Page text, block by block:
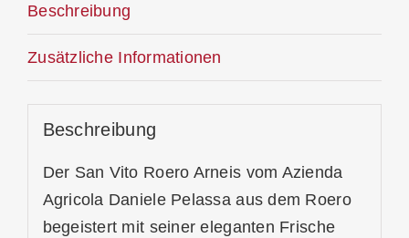
Beschreibung
Zusätzliche Informationen
Beschreibung
Der San Vito Roero Arneis vom Azienda
Agricola Daniele Pelassa aus dem Roero
begeistert mit seiner eleganten Frische